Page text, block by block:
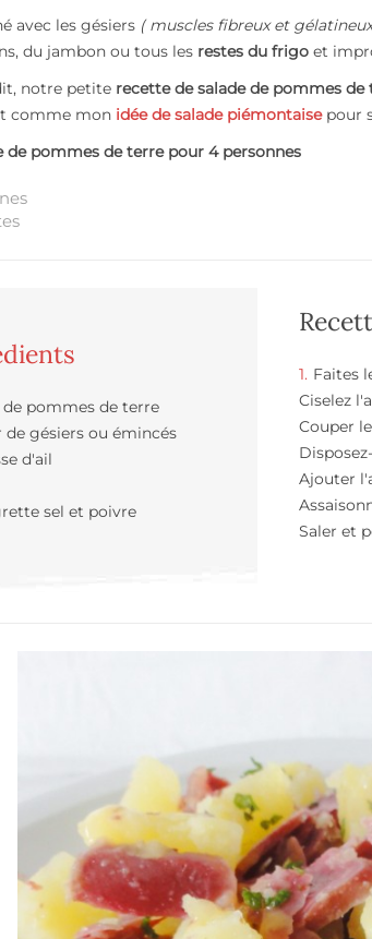
avec les gésiers ( muscles fibreux et
du jambon ou tous les restes du frigo et
notre petite recette de salade de pommes de
comme mon idée de salade piémontaisepour
de pommes de terre pour 4 personnes
pommes de terre
de gésiers ou émincés
d'ail
sel et poivre
Faites
Ciselez
Couper
Ajouter
Saler et